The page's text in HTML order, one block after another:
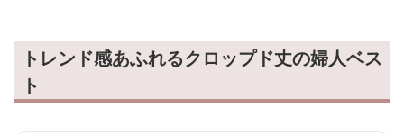
トレンド感あふれるクロップド丈の婦人ベス
ト